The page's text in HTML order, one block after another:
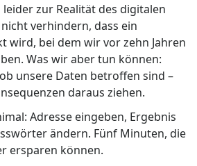
zur Realität des digitalen
verhindern, dass ein
wird, bei dem wir vor zehn Jahren
Was wir aber tun können:
unsere Daten betroffen sind –
daraus ziehen.
Adresse eingeben, Ergebnis
ändern. Fünf Minuten, die
ersparen können.